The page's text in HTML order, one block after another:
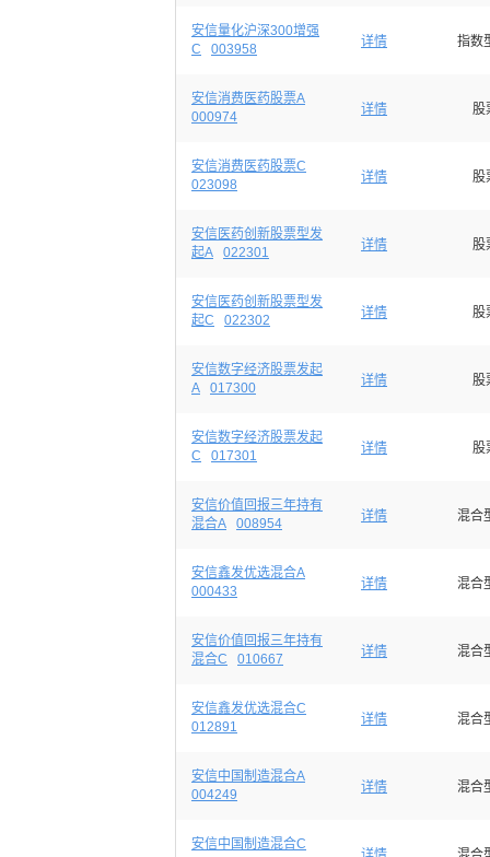
安信量化沪深300增强
C
003958 详情 指数
安信消费医药股票A
000974
详情 股
安信消费医药股票C
023098
详情 股
安信医药创新股票型发
起A
022301 详情 股
安信医药创新股票型发
起C
022302 详情 股
安信数字经济股票发起
A
017300 详情 股
安信数字经济股票发起
C
017301 详情 股
安信价值回报三年持有
混合A
008954 详情 混合
安信鑫发优选混合A
000433
详情 混合
安信价值回报三年持有
混合C
010667 详情 混合
安信鑫发优选混合C
012891
详情 混合
安信中国制造混合A
004249
详情 混合
安信中国制造混合C